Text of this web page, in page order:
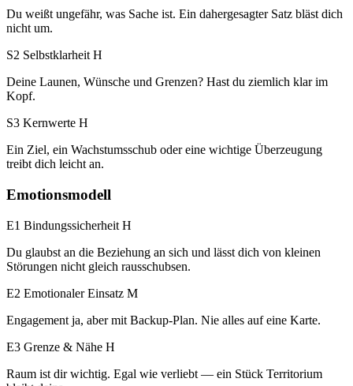
Du weißt ungefähr, was Sache ist. Ein dahergesagter Satz bläst dich
nicht um.
S2 Selbstklarheit H
Deine Launen, Wünsche und Grenzen? Hast du ziemlich klar im
Kopf.
S3 Kernwerte H
Ein Ziel, ein Wachstumsschub oder eine wichtige Überzeugung
treibt dich leicht an.
Emotionsmodell
E1 Bindungssicherheit H
Du glaubst an die Beziehung an sich und lässt dich von kleinen
Störungen nicht gleich rausschubsen.
E2 Emotionaler Einsatz M
Engagement ja, aber mit Backup-Plan. Nie alles auf eine Karte.
E3 Grenze & Nähe H
Raum ist dir wichtig. Egal wie verliebt — ein Stück Territorium